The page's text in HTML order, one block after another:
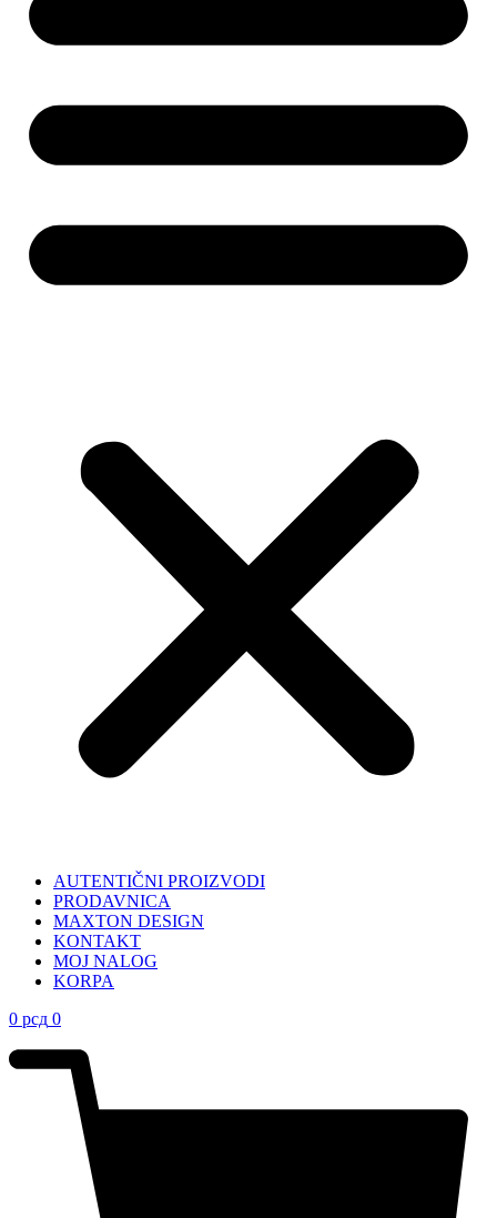
AUTENTIČNI PROIZVODI
PRODAVNICA
MAXTON DESIGN
KONTAKT
MOJ NALOG
KORPA
0 рсд 0